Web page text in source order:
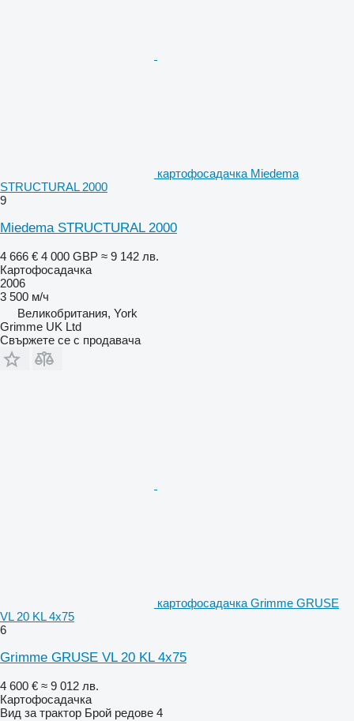
картофосадачка Miedema
STRUCTURAL 2000
9
Miedema STRUCTURAL 2000
4 666 € 4 000 GBP ≈ 9 142 лв.
Картофосадачка
2006
3 500 м/ч
Великобритания, York
Grimme UK Ltd
Свържете се с продавача
картофосадачка Grimme GRUSE
VL 20 KL 4x75
6
Grimme GRUSE VL 20 KL 4x75
4 600 € ≈ 9 012 лв.
Картофосадачка
Вид за трактор Брой редове 4